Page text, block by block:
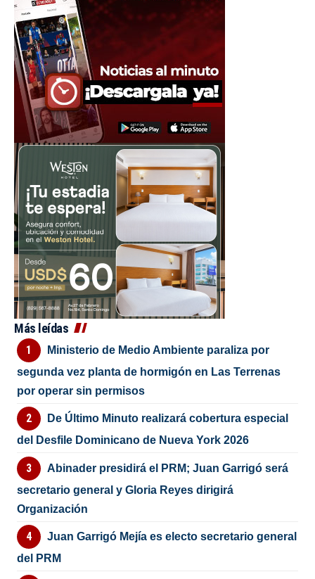
Más leídas
Ministerio de Medio Ambiente paraliza por
segunda vez planta de hormigón en Las Terrenas
por operar sin permisos
De Último Minuto realizará cobertura especial
del Desfile Dominicano de Nueva York 2026
Abinader presidirá el PRM; Juan Garrigó será
secretario general y Gloria Reyes dirigirá
Organización
Juan Garrigó Mejía es electo secretario general
del PRM